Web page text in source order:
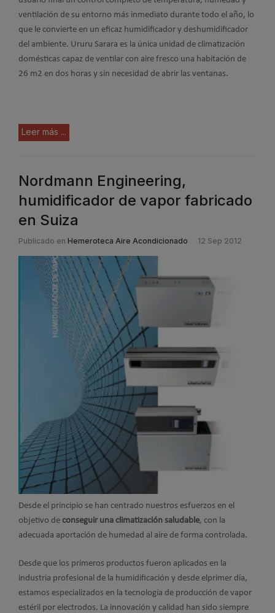
ventilación de su entorno más inmediato durante todo el año, lo
que le convierte en un eficaz humidificador y deshumidificador
del ambiente. Ururu Sarara es la única unidad de climatización
domésticas capaz de ventilar con aire fresco una habitación de
26 m2 en dos horas y sin necesidad de abrir las ventanas.
Leer más ...
Nordmann Engineering,
humidificador de vapor fabricado
en Suiza
Publicado en Hemeroteca Aire Acondicionado 12 Sep 2012
Desde el principio se han centrado nuestros esfuerzos en el
objetivo de conseguir una climatización saludable, con la
adecuada aportación de humedad al aire de forma controlada.
Desde que los primeros productos fueron aplicados en la
industria profesional de la humidificación y desde elprimer día,
estamos especializados en la tecnología de producción de vapor
estéril por electrodos. La innovación y calidad han sido siempre